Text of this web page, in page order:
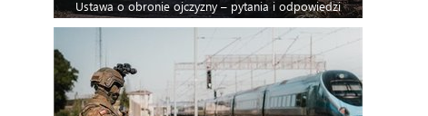
Ustawa o obronie ojczyzny – pytania i odpowiedzi